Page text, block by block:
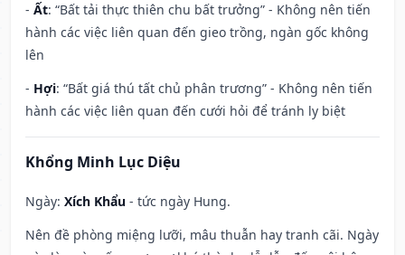
- Ất: “Bất tải thực thiên chu bất trưởng” - Không nên tiến
hành các việc liên quan đến gieo trồng, ngàn gốc không
lên
- Hợi: “Bất giá thú tất chủ phân trương” - Không nên tiến
hành các việc liên quan đến cưới hỏi để tránh ly biệt
Khổng Minh Lục Diệu
Ngày: Xích Khẩu - tức ngày Hung.
Nên đề phòng miệng lưỡi, mâu thuẫn hay tranh cãi. Ngày